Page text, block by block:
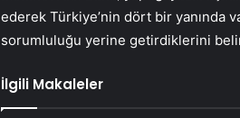
ederek Türkiye’nin dört bir yanında
sorumluluğu yerine getirdiklerini
İlgili Makaleler